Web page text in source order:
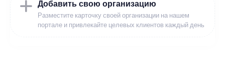
Добавить свою организацию
Разместите карточку своей организации на нашем
портале и привлекайте целевых клиентов каждый день